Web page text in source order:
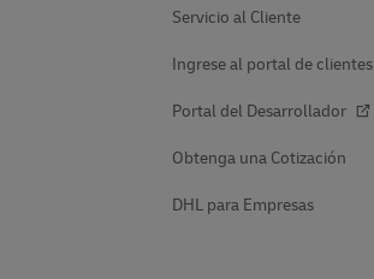
Servicio al Cliente
Ingrese al portal de clientes
Portal del Desarrollador
Obtenga una Cotización
DHL para Empresas